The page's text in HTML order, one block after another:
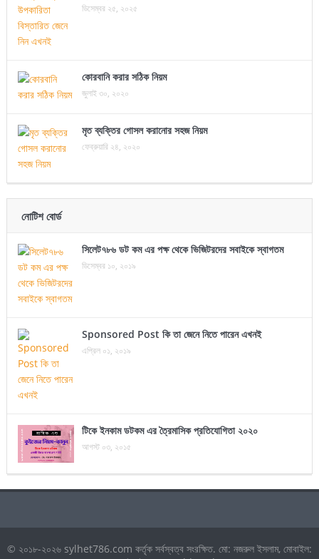
ডিসেম্বর ২৫, ২০২৫
কোরবানি করার সঠিক নিয়ম
জুলাই ৩০, ২০২০
মৃত ব্যক্তির গোসল করানোর সহজ নিয়ম
ফেব্রুয়ারি ২৪, ২০২০
নোটিশ বোর্ড
সিলেট৭৮৬ ডট কম এর পক্ষ থেকে ভিজিটরদের সবাইকে স্বাগতম
ডিসেম্বর ১০, ২০১৯
Sponsored Post কি তা জেনে নিতে পারেন এখনই
এপ্রিল ০১, ২০১৯
টিকে ইনকাম ডটকম এর ত্রৈমাসিক প্রতিযোগিতা ২০২০
আগস্ট ০৩, ২০১৫
© ২০১৮-২০২৬ sylhet786.com কর্তৃক সর্বস্বত্ব সংরক্ষিত. মো: নজরুল ইসলাম, মোবাইল: